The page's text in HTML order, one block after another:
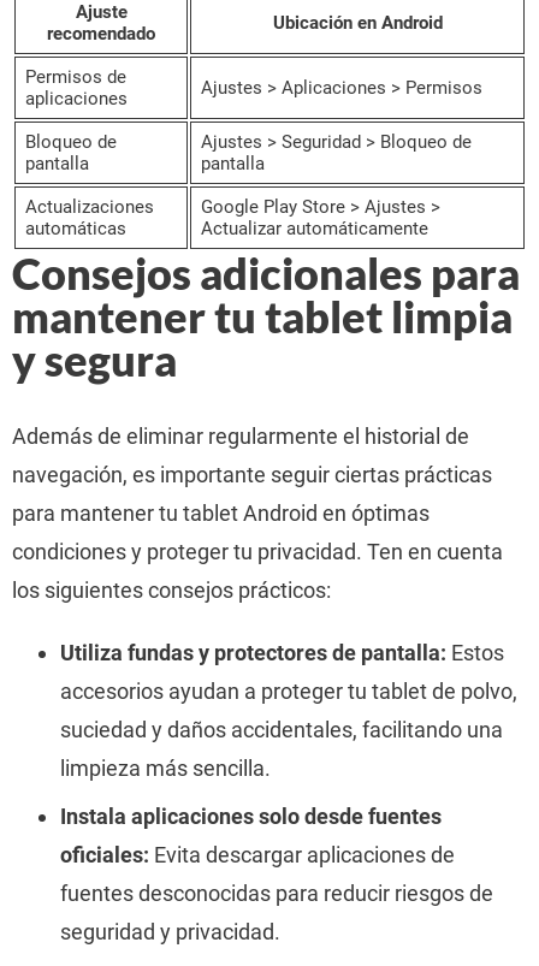
Ajuste
recomendado
Ubicación en Android
Permisos de
aplicaciones
Ajustes > Aplicaciones > Permisos
Bloqueo de
pantalla
Ajustes > Seguridad > Bloqueo de
pantalla
Actualizaciones
automáticas
Google Play Store > Ajustes >
Actualizar automáticamente
Consejos adicionales para
mantener tu tablet limpia
y segura
Además de eliminar regularmente el historial de
navegación, es importante seguir ciertas prácticas
para mantener tu tablet Android en óptimas
condiciones y proteger tu privacidad. Ten en cuenta
los siguientes consejos prácticos:
Utiliza fundas y protectores de pantalla: Estos
accesorios ayudan a proteger tu tablet de polvo,
suciedad y daños accidentales, facilitando una
limpieza más sencilla.
Instala aplicaciones solo desde fuentes
oficiales: Evita descargar aplicaciones de
fuentes desconocidas para reducir riesgos de
seguridad y privacidad.